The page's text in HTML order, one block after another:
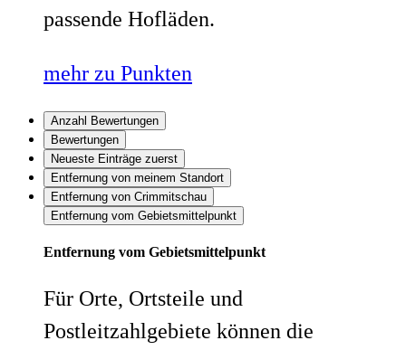
passende Hofläden.
mehr zu Punkten
Anzahl Bewertungen
Bewertungen
Neueste Einträge zuerst
Entfernung von meinem Standort
Entfernung von Crimmitschau
Entfernung vom Gebietsmittelpunkt
Entfernung vom Gebietsmittelpunkt
Für Orte, Ortsteile und
Postleitzahlgebiete können die